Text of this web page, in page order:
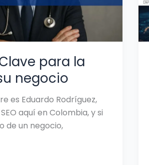
Clave para la
negocio
es Eduardo Rodríguez,
aquí en Colombia, y si
de un negocio,